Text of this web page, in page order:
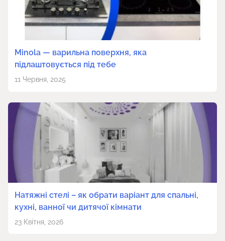
Minola — варильна поверхня, яка
підлаштовується під тебе
11 Червня, 2025
Натяжні стелі – як обрати варіант для спальні,
кухні, ванної чи дитячої кімнати
23 Квітня, 2026